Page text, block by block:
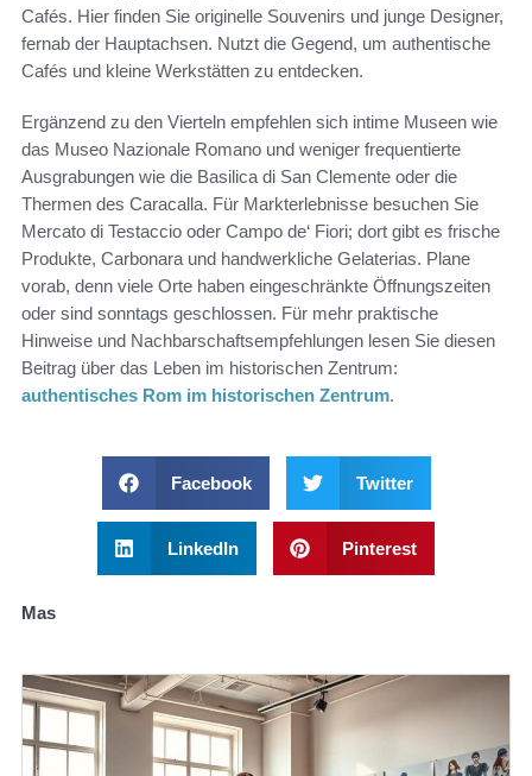
Cafés. Hier finden Sie originelle Souvenirs und junge Designer,
fernab der Hauptachsen. Nutzt die Gegend, um authentische
Cafés und kleine Werkstätten zu entdecken.
Ergänzend zu den Vierteln empfehlen sich intime Museen wie
das Museo Nazionale Romano und weniger frequentierte
Ausgrabungen wie die Basilica di San Clemente oder die
Thermen des Caracalla. Für Markterlebnisse besuchen Sie
Mercato di Testaccio oder Campo de‘ Fiori; dort gibt es frische
Produkte, Carbonara und handwerkliche Gelaterias. Plane
vorab, denn viele Orte haben eingeschränkte Öffnungszeiten
oder sind sonntags geschlossen. Für mehr praktische
Hinweise und Nachbarschaftsempfehlungen lesen Sie diesen
Beitrag über das Leben im historischen Zentrum:
authentisches Rom im historischen Zentrum.
Facebook Twitter
LinkedIn Pinterest
Mas